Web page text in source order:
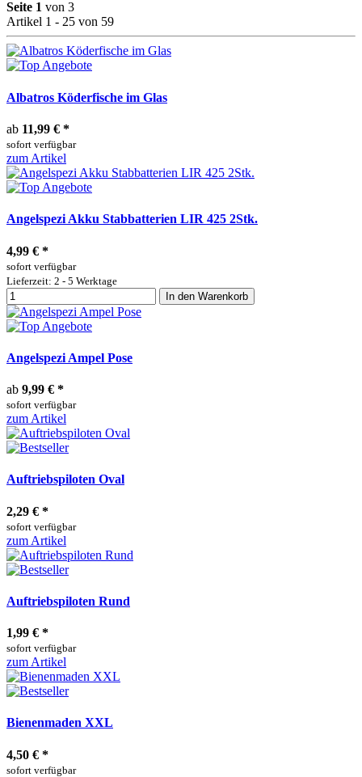
Seite 1 von 3
Artikel 1 - 25 von 59
Albatros Köderfische im Glas
ab 11,99 € *
sofort verfügbar
zum Artikel
Angelspezi Akku Stabbatterien LIR 425 2Stk.
4,99 € *
sofort verfügbar
Lieferzeit: 2 - 5 Werktage
In den Warenkorb
Angelspezi Ampel Pose
ab 9,99 € *
sofort verfügbar
zum Artikel
Auftriebspiloten Oval
2,29 € *
sofort verfügbar
zum Artikel
Auftriebspiloten Rund
1,99 € *
sofort verfügbar
zum Artikel
Bienenmaden XXL
4,50 € *
sofort verfügbar